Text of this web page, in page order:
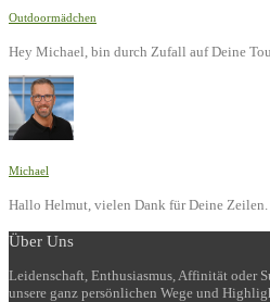
Outdoormädchen
Hey Michael, bin durch Zufall auf Deine
Michael
Hallo Helmut, vielen Dank für Deine
Über Uns
Leidenschaft, Enthusiasmus, Affinität oder
unsere ganz persönlichen Wege und